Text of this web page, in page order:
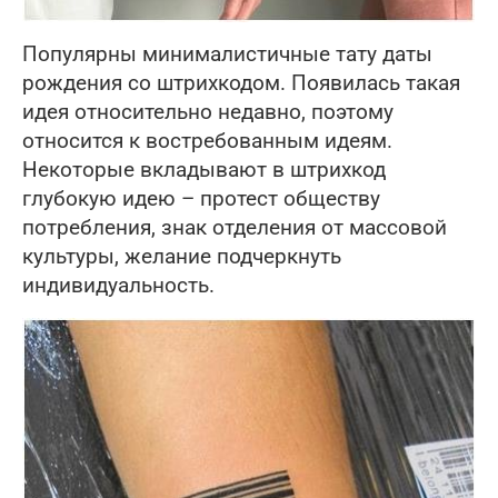
Популярны минималистичные тату даты
рождения со штрихкодом. Появилась такая
идея относительно недавно, поэтому
относится к востребованным идеям.
Некоторые вкладывают в штрихкод
глубокую идею – протест обществу
потребления, знак отделения от массовой
культуры, желание подчеркнуть
индивидуальность.